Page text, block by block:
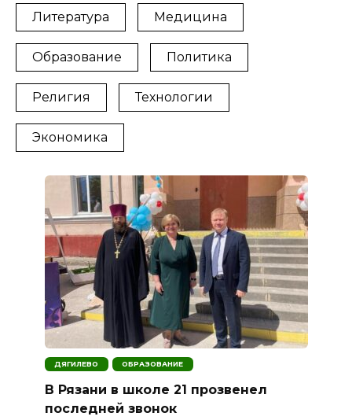
Литература Медицина
Образование Политика
Религия Технологии
Экономика
ДЯГИЛЕВО ОБРАЗОВАНИЕ
В Рязани в школе 21 прозвенел
последней звонок